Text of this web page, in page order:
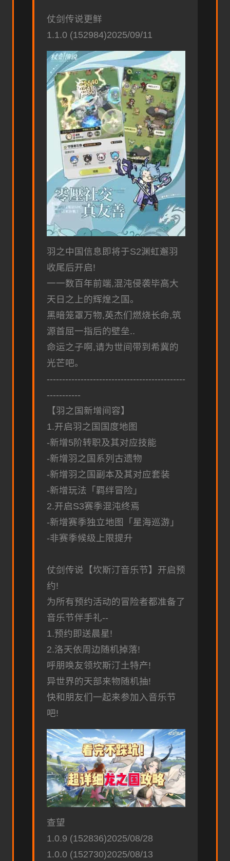
仗剑传说更鲜
1.1.0 (152984)2025/09/11
羽之中国信息即将于S2渊虹邂羽
收尾后开启!
一一数百年前端,混沌侵袭毕高大
天日之上的辉煌之国。
黑暗笼罩万物,英杰们燃烧长命,筑
源首屈一指后的壁垒..
命运之子啊,请为世间带到希冀的
光芒吧。
---------------------------------------------
-----------
【羽之国新增间容】
1.开启羽之国国度地图
-新增5阶转职及其对应技能
-新增羽之国系列古遗物
-新增羽之国副本及其对应套装
-新增玩法「羁绊冒险」
2.开启S3赛季混沌终焉
-新增赛季独立地图「星海巡游」
-非赛季候级上限提升
仗剑传说【坎斯汀音乐节】开启预
约!
为所有预约活动的冒险者都准备了
音乐节伴手礼--
1.预约即送晨星!
2.洛天依周边随机掉落!
呼朋唤友领坎斯汀土特产!
异世界的天部来物随机抽!
快和朋友们一起来参加入音乐节
吧!
查望
1.0.9 (152836)2025/08/28
1.0.0 (152730)2025/08/13